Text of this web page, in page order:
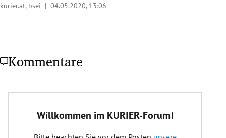
kurier.at, bsei | 04.05.2020, 13:06
Kommentare